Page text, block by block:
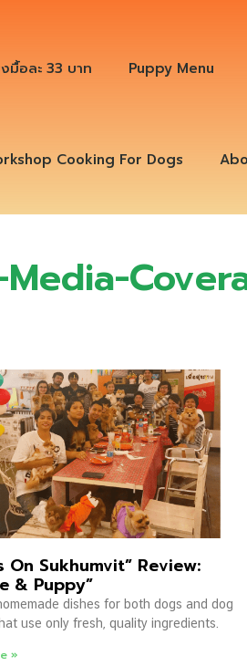
มื้อละ 33 บาท Puppy Menu
Cooking For Dogs
On Sukhumvit” Review:
& Puppy”
dishes for both dogs and dog
use only fresh, quality ingredients.
»